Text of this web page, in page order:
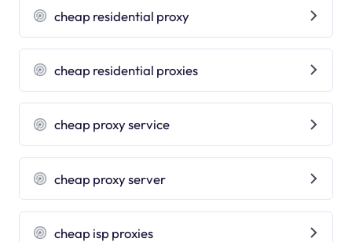
cheap residential proxy
cheap residential proxies
cheap proxy service
cheap proxy server
cheap isp proxies